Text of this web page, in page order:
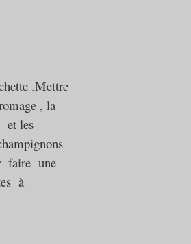
.Mettre
, la
et les
faire une
à